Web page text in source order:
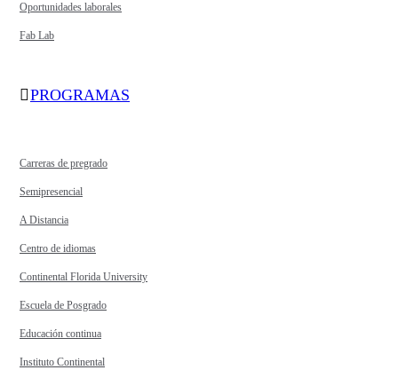
Oportunidades laborales
Fab Lab
PROGRAMAS
Carreras de pregrado
Semipresencial
A Distancia
Centro de idiomas
Continental Florida University
Escuela de Posgrado
Educación continua
Instituto Continental